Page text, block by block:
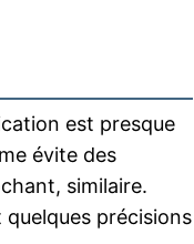
est presque
évite des
similaire.
précisions